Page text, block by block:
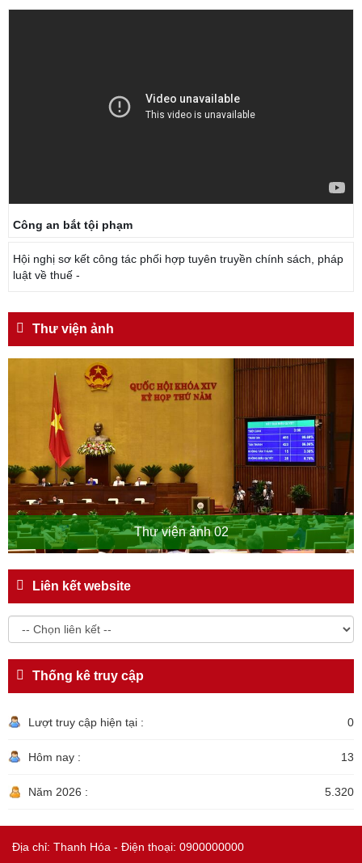
gửi Công an Khu XII,
Công an bắt tội phạm
Hội nghị sơ kết công tác phối hợp tuyên truyền chính sách, pháp
luật về thuế -
Thư viện ảnh
Thư viện ảnh 02
Liên kết website
Thống kê truy cập
Lượt truy cập hiện tại : 0
Hôm nay : 13
Năm 2026 : 5.320
Địa chỉ: Thanh Hóa - Điện thoại: 0900000000